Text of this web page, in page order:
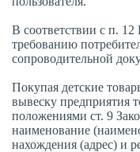
В соответствии с п.
требованию
сопроводительной
Покупая детские
вывеску предприятия
положениями ст. 9
наименование
нахождения (адрес) и